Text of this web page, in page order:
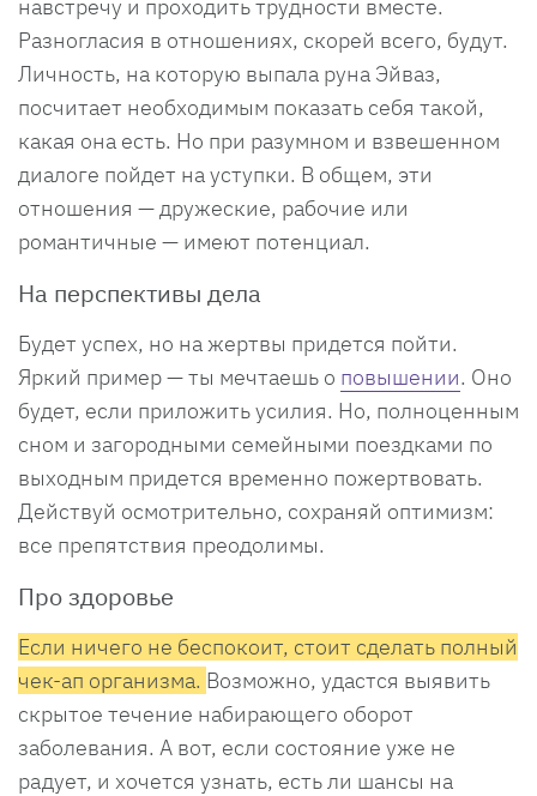
навстречу и проходить трудности вместе.
Разногласия в отношениях, скорей всего, будут.
Личность, на которую выпала руна Эйваз,
посчитает необходимым показать себя такой,
какая она есть. Но при разумном и взвешенном
диалоге пойдет на уступки. В общем, эти
отношения — дружеские, рабочие или
романтичные — имеют потенциал.
На перспективы дела
Будет успех, но на жертвы придется пойти.
Яркий пример — ты мечтаешь о повышении. Оно
будет, если приложить усилия. Но, полноценным
сном и загородными семейными поездками по
выходным придется временно пожертвовать.
Действуй осмотрительно, сохраняй оптимизм:
все препятствия преодолимы.
Про здоровье
Если ничего не беспокоит, стоит сделать полный
чек-ап организма. Возможно, удастся выявить
скрытое течение набирающего оборот
заболевания. А вот, если состояние уже не
радует, и хочется узнать, есть ли шансы на